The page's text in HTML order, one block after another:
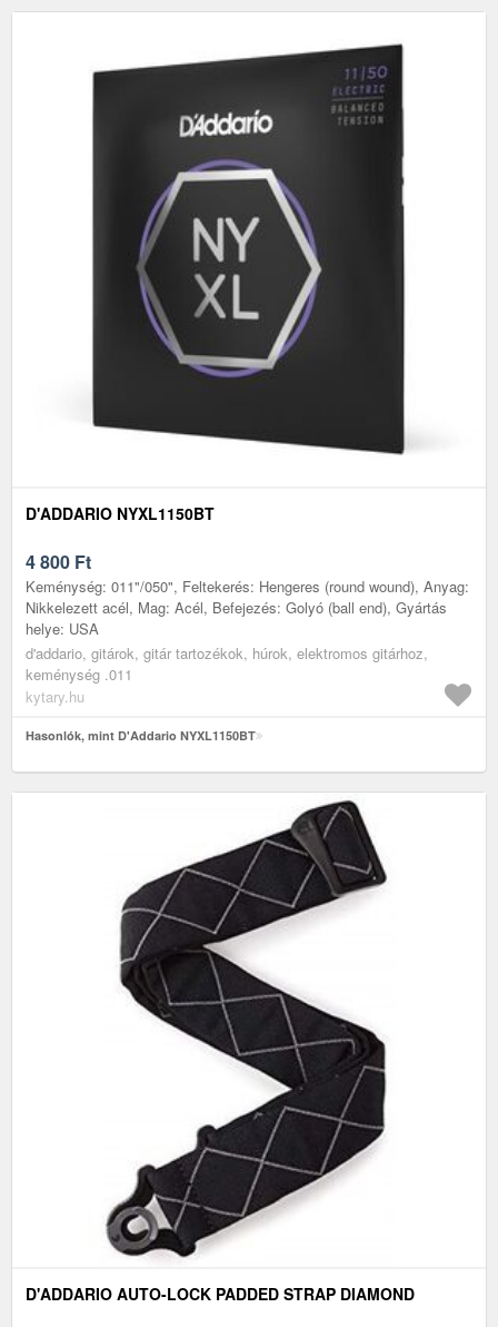
D'ADDARIO NYXL1150BT
4 800 Ft
Keménység: 011"/050", Feltekerés: Hengeres (round wound), Anyag:
Nikkelezett acél, Mag: Acél, Befejezés: Golyó (ball end), Gyártás
helye: USA
d'addario, gitárok, gitár tartozékok, húrok, elektromos gitárhoz,
keménység .011
kytary.hu
Hasonlók, mint D'Addario NYXL1150BT
D'ADDARIO AUTO-LOCK PADDED STRAP DIAMOND